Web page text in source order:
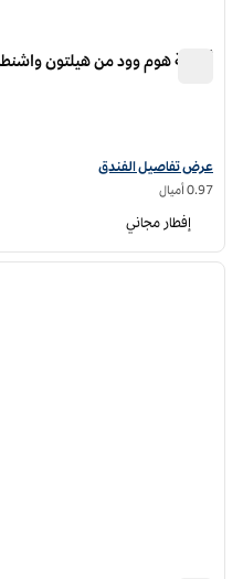
أجنحة هوم وود من هيلتون
عرض تفاصيل الفندق أجنحة هوم وود
عرض تفاصيل الفندق
0.97 أميال
إفطار مجاني
1 من 12